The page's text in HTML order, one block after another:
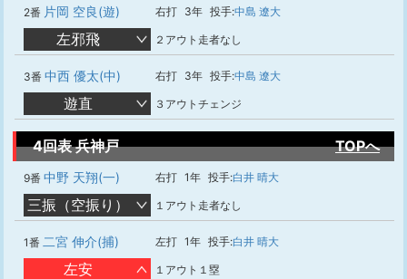
2番 片岡 空良(遊) 右打 3年 投手:中島 遼大
左邪飛 ２アウト走者なし
3番 中西 優太(中) 右打 3年 投手:中島 遼大
遊直 ３アウトチェンジ
4回表 兵神戸 TOPへ
9番 中野 天翔(一) 右打 1年 投手:白井 晴大
三振（空振り） １アウト走者なし
1番 二宮 伸介(捕) 左打 1年 投手:白井 晴大
左安 １アウト１塁